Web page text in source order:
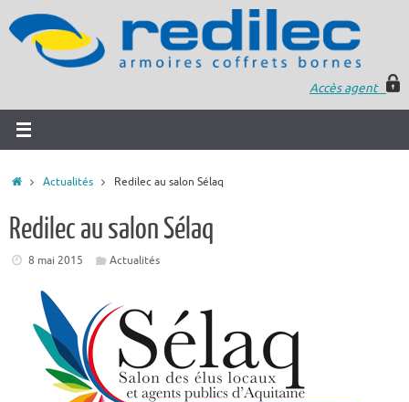
Accès agent
Actualités Redilec au salon Sélaq
Redilec au salon Sélaq
8 mai 2015 Actualités